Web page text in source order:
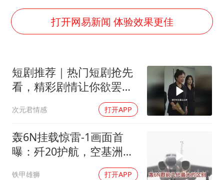
《龙餐馆》 冲奖
构建更高水平的全民健身公共服务体系
打开网易新闻 体验效果更佳
短剧推荐｜热门短剧抢先
看，精彩剧情让你欲罢不
次元君情感 打开APP
轰6N挂载惊雷-1画面首
曝：歼20护航，空基洲际
铁甲雄狮 打开APP